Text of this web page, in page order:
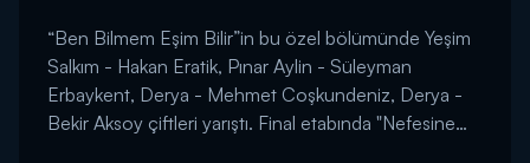
“Ben Bilmem Eşim Bilir”in bu özel bölümünde Yeşim
Salkım - Hakan Eratik, Pınar Aylin - Süleyman
Erbaykent, Derya - Mehmet Coşkundeniz, Derya -
Bekir Aksoy çiftleri yarıştı. Final etabında "Nefesine